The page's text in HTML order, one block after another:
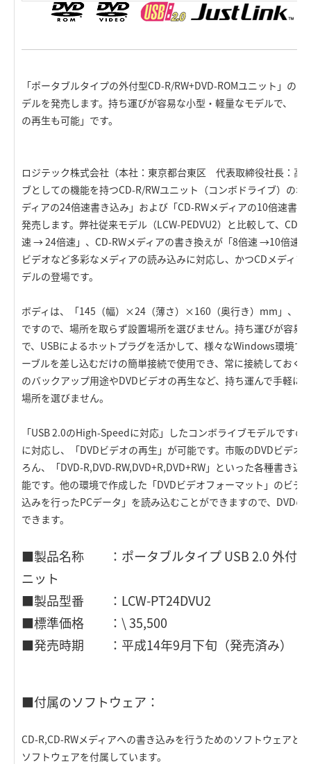
「ポータブルタイプの外付型CD-R/RW+DVD-ROMユニット」の
デルを発売します。持ち運びが容易な小型・軽量なモデルで、「
の再生も可能」です。
ロジテック株式会社（本社：東京都台東区 代表取締役社長：高
ブとしての機能を持つCD-R/RWユニット（コンボドライブ）のポ
ディアの24倍速書き込み」および「CD-RWメディアの10倍速書
発売します。弊社従来モデル（LCW-PEDVU2）と比較して、CD-
速 → 24倍速」、CD-RWメディアの書き換えが「8倍速 →10倍速
ビデオなど多彩なメディアの読み込みに対応し、かつCDメディ
デルの登場です。
ボディは、「145（幅）×24（薄さ）×160（奥行き）mm」、「
ですので、場所を取らず設置場所を選びません。持ち運びが容易
で、USBによるホットプラグを活かして、様々なWindows環境で
ーブルを差し込むだけの簡単接続で使用でき、常に接続しておく
のバックアップ用途やDVDビデオの再生など、持ち運んで手軽に
場所を選びません。
「USB 2.0のHigh-Speedに対応」したコンボライブモデルですの
に対応し、「DVDビデオの再生」が可能です。市販のDVDビデオ
ろん、「DVD-R,DVD-RW,DVD+R,DVD+RW」といった各種書き込
能です。他の環境で作成した「DVDビデオフォーマット」のビデ
込みを行ったPCデータ」を読み込むことができますので、DVD
できます。
■製品名称 ：ポータブルタイプ USB 2.0 外付型
ニット
■製品型番 ：LCW-PT24DVU2
■標準価格 ：\ 35,500
■発売時期 ：平成14年9月下旬（発売済み）
■付属のソフトウェア：
CD-R,CD-RWメディアへの書き込みを行うためのソフトウェアと
ソフトウェアを付属しています。